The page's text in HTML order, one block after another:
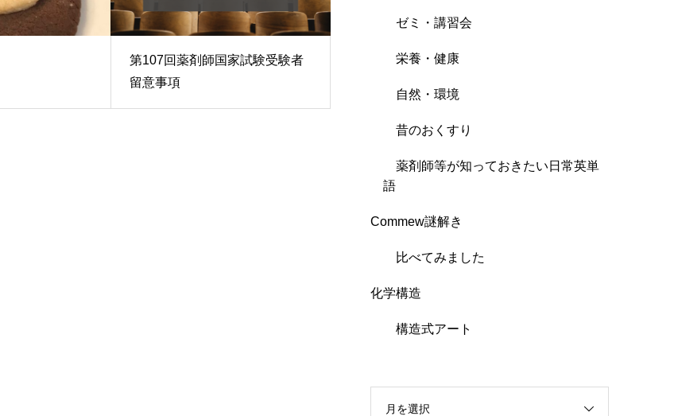
第107回薬剤師国家試験受験者
留意事項
ゼミ・講習会
栄養・健康
自然・環境
昔のおくすり
薬剤師等が知っておきたい日常英単
語
Commew謎解き
比べてみました
化学構造
構造式アート
月を選択